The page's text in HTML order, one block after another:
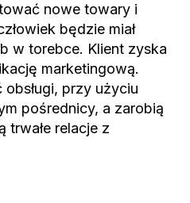
nowe towary i
będzie miał
w torebce. Klient zyska
marketingową.
przy użyciu
pośrednicy, a zarobią
trwałe relacje z